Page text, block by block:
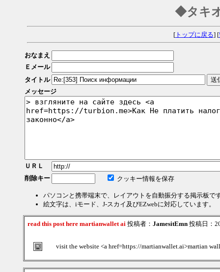
◆タキ
[トップに戻る] [
おなまえ
Ｅメール
タイトル
メッセージ
ＵＲＬ
削除キー
クッキー情報を保存
パソコンと携帯端末で、レイアウトを自動振分する掲示板で
絵文字は、iモード、J-スカイ及びEZwebに対応しています。
read this post here martianwallet ai 投稿者： JamesitEmn 投稿日：
visit the website <a href=https://martianwallet.ai>martian